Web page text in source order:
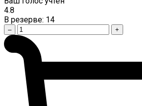
4.8
В резерве: 14
– +